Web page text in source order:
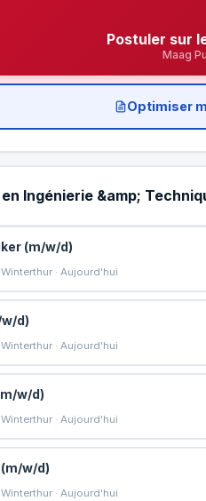
Postuler sur
Maag
Optimiser
Ingénierie &amp;
(m/w/d)
· Aujourd'hui
d)
· Aujourd'hui
w/d)
· Aujourd'hui
w/d)
· Aujourd'hui